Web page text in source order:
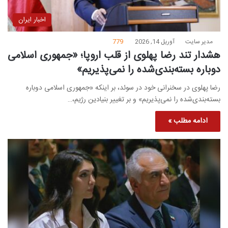
اخبار ایران
مدیر سایت آوریل 14, 2026 779
هشدار تند رضا پهلوی از قلب اروپا؛ «جمهوری اسلامی
دوباره بسته‌بندی‌شده را نمی‌پذیریم»
رضا پهلوی در سخنرانی خود در سوئد، بر اینکه «جمهوری اسلامی دوباره
بسته‌بندی‌شده را نمی‌پذیریم» و بر تغییر بنیادین رژیم،…
ادامه مطلب »